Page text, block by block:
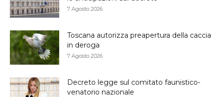
7 Agosto 2026
Toscana autorizza preapertura della caccia
in deroga
7 Agosto 2026
Decreto legge sul comitato faunistico-
venatorio nazionale